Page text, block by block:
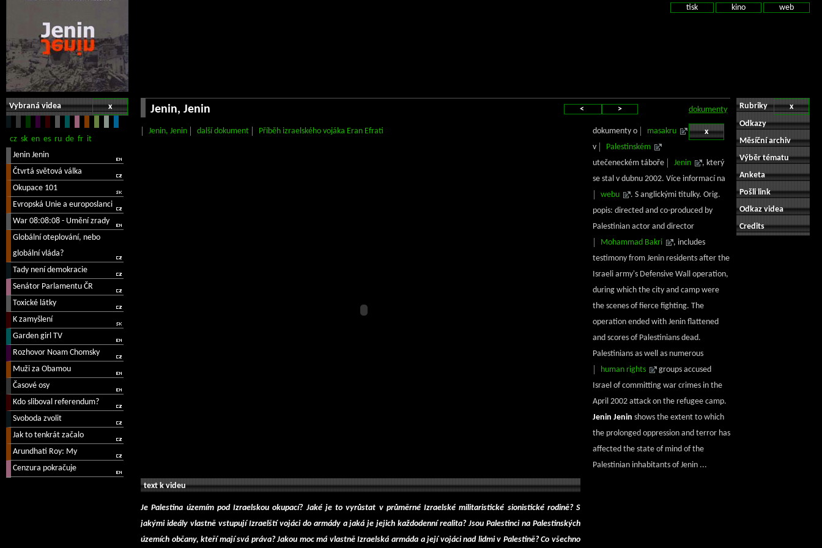
tisk kino web
x
Vybraná videa dokumenty
< >
Jenin, Jenin
Jenin, Jenin další dokument Příběh izraelského vojáka Eran Efrati
text k videu
Je Palestina územím pod Izraelskou okupací? Jaké je to vyrůstat v průměrné Izraelské militaristické sionistické rodině? S
jakými ideály vlastně vstupují Izraelští vojáci do armády a jaká je jejich každodenní realita? Jsou Palestinci na Palestinských
územích občany, kteří mají svá práva? Jakou moc má vlastně Izraelská armáda a její vojáci nad lidmi v Palestině? Co všechno
x
dokumenty o
masakru
v
Palestinském
utečeneckém táboře
Jenin
, který
se stal v dubnu 2002. Více informací na
webu
. S anglickými titulky. Orig.
popis: directed and co-produced by
Palestinian actor and director
Mohammad Bakri
, includes
testimony from Jenin residents after the
Israeli army's Defensive Wall operation,
during which the city and camp were
the scenes of fierce fighting. The
operation ended with Jenin flattened
and scores of Palestinians dead.
Palestinians as well as numerous
human rights
groups accused
Israel of committing war crimes in the
April 2002 attack on the refugee camp.
Jenin Jenin shows the extent to which
the prolonged oppression and terror has
affected the state of mind of the
Palestinian inhabitants of Jenin ...
x
Rubriky
Odkazy
Měsíční archiv
Výběr tématu
Anketa
Pošli link
Odkaz videa
Credits